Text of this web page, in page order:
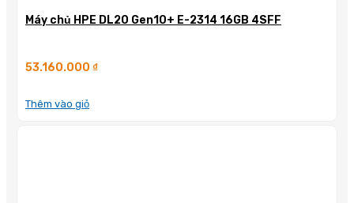
Máy chủ HPE DL20 Gen10+ E-2314 16GB 4SFF
53.160.000 ₫
Thêm vào giỏ